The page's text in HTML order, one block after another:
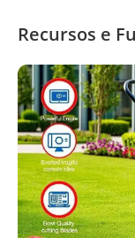
Recursos e